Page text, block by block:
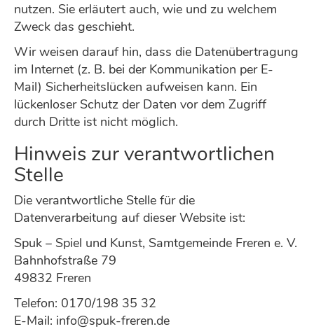
nutzen. Sie erläutert auch, wie und zu welchem
Zweck das geschieht.
Wir weisen darauf hin, dass die Datenübertragung
im Internet (z. B. bei der Kommunikation per E-
Mail) Sicherheitslücken aufweisen kann. Ein
lückenloser Schutz der Daten vor dem Zugriff
durch Dritte ist nicht möglich.
Hinweis zur verantwortlichen
Stelle
Die verantwortliche Stelle für die
Datenverarbeitung auf dieser Website ist:
Spuk – Spiel und Kunst, Samtgemeinde Freren e. V.
Bahnhofstraße 79
49832 Freren
Telefon: 0170/198 35 32
E-Mail: info@spuk-freren.de